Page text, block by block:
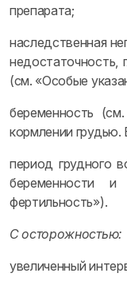
препарата;
наследственная
недостаточность,
(см. «Особые
беременность
кормлении грудью.
период грудного
беременности
фертильность»).
С осторожностью:
увеличенный